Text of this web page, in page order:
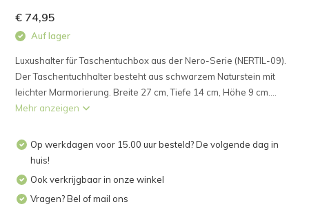
€ 74,95
Auf lager
Luxushalter für Taschentuchbox aus der Nero-Serie (NERTIL-09).
Der Taschentuchhalter besteht aus schwarzem Naturstein mit
leichter Marmorierung. Breite 27 cm, Tiefe 14 cm, Höhe 9 cm....
Mehr anzeigen
Op werkdagen voor 15.00 uur besteld? De volgende dag in
huis!
Ook verkrijgbaar in onze winkel
Vragen? Bel of mail ons